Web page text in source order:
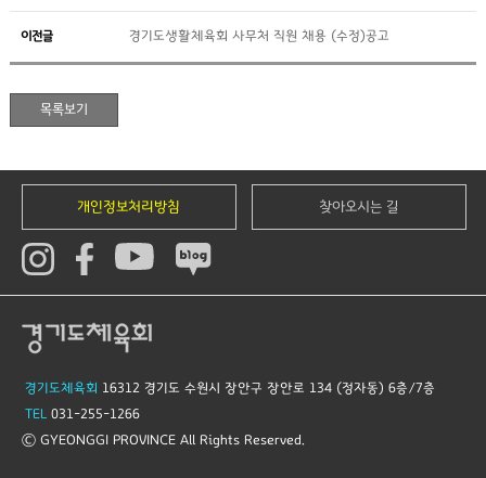
이전글 경기도생활체육회 사무처 직원 채용 (수정)공고
개인정보처리방침 찾아오시는 길
경기도체육회 16312 경기도 수원시 장안구 장안로 134 (정자동) 6층/7층
TEL 031-255-1266
© GYEONGGI PROVINCE All Rights Reserved.